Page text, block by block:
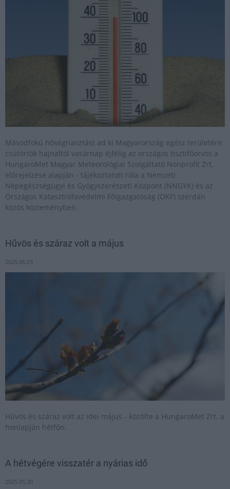
Másodfokú hőségriasztást ad ki Magyarország egész területére
csütörtök hajnaltól vasárnap éjfélig az országos tisztifőorvos a
HungaroMet Magyar Meteorológiai Szolgáltató Nonprofit Zrt.
előrejelzése alapján - tájékoztatott róla a Nemzeti
Népegészségügyi és Gyógyszerészeti Központ (NNGYK) és az
Országos Katasztrófavédelmi Főigazgatóság (OKF) szerdán
közös közleményben.
Hűvös és száraz volt a május
2025.06.03
Hűvös és száraz volt az idei május - közölte a HungaroMet Zrt. a
honlapján hétfőn.
A hétvégére visszatér a nyárias idő
2025.05.30